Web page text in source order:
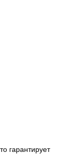
гарантирует